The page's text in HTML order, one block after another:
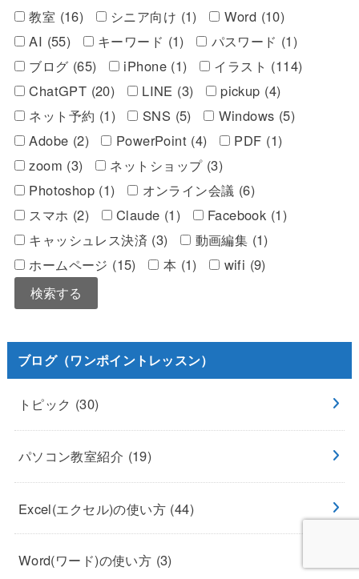
教室 (16)
シニア向け (1)
Word (10)
AI (55)
キーワード (1)
パスワード (1)
ブログ (65)
iPhone (1)
イラスト (114)
ChatGPT (20)
LINE (3)
pickup (4)
ネット予約 (1)
SNS (5)
Windows (5)
Adobe (2)
PowerPoint (4)
PDF (1)
zoom (3)
ネットショップ (3)
Photoshop (1)
オンライン会議 (6)
スマホ (2)
Claude (1)
Facebook (1)
キャッシュレス決済 (3)
動画編集 (1)
ホームページ (15)
本 (1) wifi (9)
ブログ（ワンポイントレッスン）
トピック (30)
パソコン教室紹介 (19)
Excel(エクセル)の使い方 (44)
Word(ワード)の使い方 (3)